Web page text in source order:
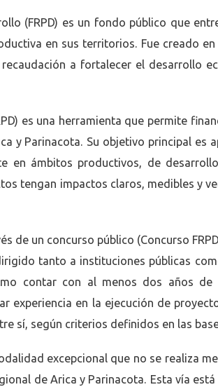
(FRPD) es un fondo público que
en sus territorios. Fue creado en
a fortalecer el desarrollo
es una herramienta que permite
y Parinacota. Su objetivo principal es
en ámbitos productivos, de
tengan impactos claros, medibles y
de un concurso público (Concurso
tanto a instituciones públicas
contar con al menos dos años de
experiencia en la ejecución de
sí, según criterios definidos en las
excepcional que no se realiza
de Arica y Parinacota. Esta vía